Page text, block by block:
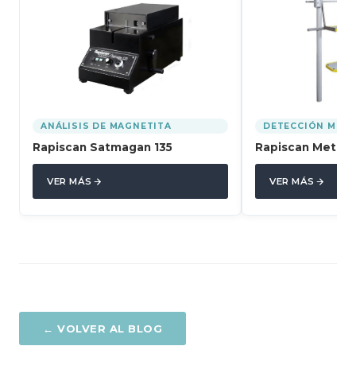
ANÁLISIS DE MAGNETITA
Rapiscan Satmagan 135
VER MÁS
DETECCIÓN
Rapiscan
VER MÁS
← VOLVER AL BLOG